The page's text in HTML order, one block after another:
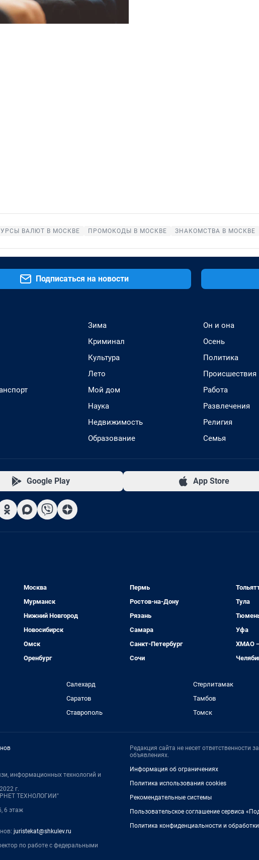
ВАЛЮТ В МОСКВЕ ПРОМОКОДЫ В МОСКВЕ ЗНАКОМСТВА В МОСКВЕ
Подписаться на новости
Зима
Криминал
Культура
Лето
Мой дом
Наука
Недвижимость
Образование
Он и она
Осень
Политика
Происшествия
Работа
Развлечения
Религия
Семья
Google Play App Store
Москва
Мурманск
Нижний Новгород
Новосибирск
Омск
Оренбург
Пермь
Ростов-на-Дону
Рязань
Самара
Санкт-Петербург
Сочи
Тула
Уфа
ХМАО
Салехард
Саратов
Ставрополь
Стерлитамак
Тамбов
Томск
информационных технологий и
г.
ТЕХНОЛОГИИ"
6 этаж
juristekat@shkulev.ru
по работе с федеральными
Редакция сайта не несет
объявлениях.
Информация об ограничениях
Политика использования cookies
Рекомендательные системы
Пользовательское соглашение сервиса
Политика конфиденциальности и